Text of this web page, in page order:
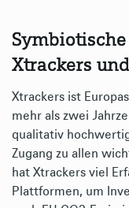
Xtrackers
Xtrackers ist
mehr als zwei
qualitativ
Zugang zu allen
hat Xtrackers viel
Plattformen, um